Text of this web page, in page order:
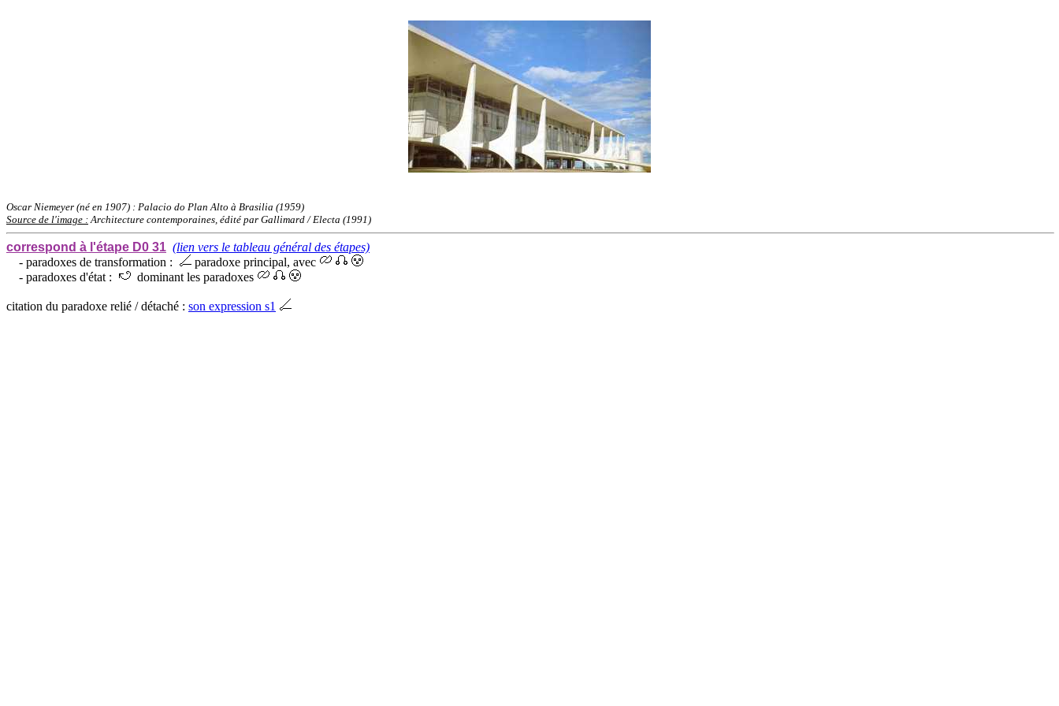
Oscar Niemeyer (né en 1907) : Palacio do Plan Alto à Brasilia (1959)
Source de l'image :Architecture contemporaines, édité par Gallimard / Electa (1991)
correspond à l'étape D0 31 (lien vers le tableau général des étapes)
- paradoxes de transformation :
paradoxe principal, avec
- paradoxes d'état :
dominant les paradoxes
citation du paradoxe relié / détaché : son expression s1